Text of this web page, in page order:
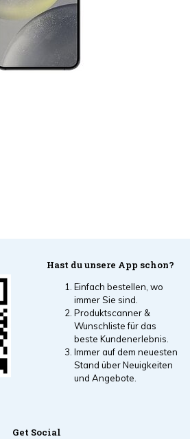
Hast du unsere App schon?
Einfach bestellen, wo
immer Sie sind.
Produktscanner &
Wunschliste für das
beste Kundenerlebnis.
Immer auf dem neuesten
Stand über Neuigkeiten
und Angebote.
Get Social